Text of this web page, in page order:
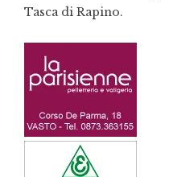
Tasca di Rapino.